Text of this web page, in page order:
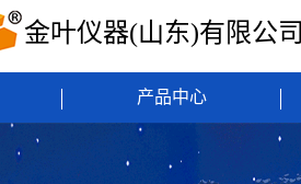
金叶仪器(山东)有限公司
产品中心